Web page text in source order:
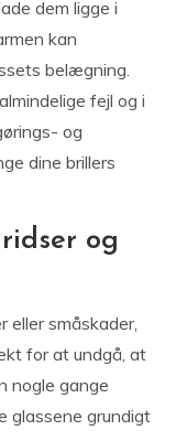
dem ligge i
kan
belægning.
fejl og i
og
dine brillers
og
eller småskader,
for at undgå, at
nogle gange
glassene grundigt